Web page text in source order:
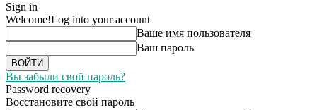
Sign in
Welcome!Log into your account
Ваше имя пользователя
Ваш пароль
Вы забыли свой пароль?
Password recovery
Восстановите свой пароль